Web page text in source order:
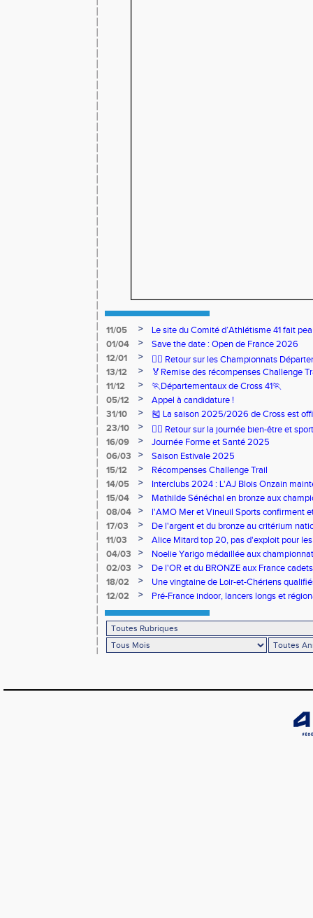
11/05 >
Le site du Comité d’Athlétisme 41 fait
01/04
>
Save the date : Open de France 2026
12/01
>
🏃‍♂️ Retour sur les Championnats
13/12
>
🏅Remise des récompenses Challenge
11/12
>
🏃Départementaux de Cross 41🏃
05/12
>
Appel à candidature !
31/10
>
🎽 La saison 2025/2026 de Cross est
23/10
>
🧘‍♀️ Retour sur la journée bien-être et
16/09
>
Journée Forme et Santé 2025
06/03
>
Saison Estivale 2025
15/12
>
Récompenses Challenge Trail
14/05
>
Interclubs 2024 : L'AJ Blois Onzain
Romorantin en N2B
15/04 >
Mathilde Sénéchal en bronze aux
08/04
>
l'AMO Mer et Vineuil Sports confirment
benjamins
17/03 >
De l'argent et du bronze au critérium
11/03
>
Alice Mitard top 20, pas d'exploit pour
04/03
>
Noelie Yarigo médaillée aux
02/03
>
De l'OR et du BRONZE aux France
18/02
>
Une vingtaine de Loir-et-Chériens
12/02
> Pré-France indoor, lancers longs et